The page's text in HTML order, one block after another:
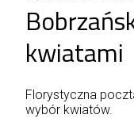
kwiatami
Florystyczna
wybór kwiatów.